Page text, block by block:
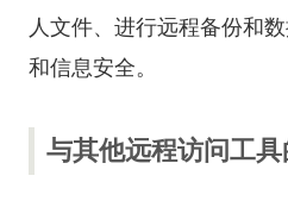
人文件、进行远程备份和
和信息安全。
与其他远程访问工